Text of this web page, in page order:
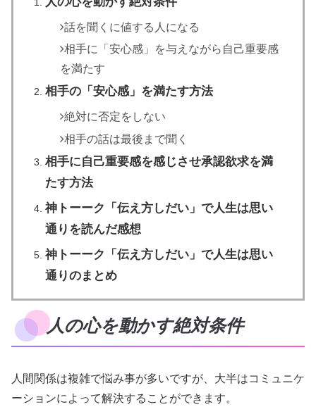
話を聞くに値する人になる
相手に「安心感」を与えながら自己重要感
を満たす
相手の「安心感」を満たす方法
絶対に否定をしない
相手の話は最後まで聞く
相手に自己重要感を感じさせ承認欲求を満
たす方法
神トーーク「伝え方しだい」で人生は思い
通りを読んだ感想
神トーーク「伝え方しだい」で人生は思い
通りのまとめ
人の心を動かす絶対条件
人間関係は複雑で悩み事が多いですが、大半はコミュニケ
ーションによって解決することができます。